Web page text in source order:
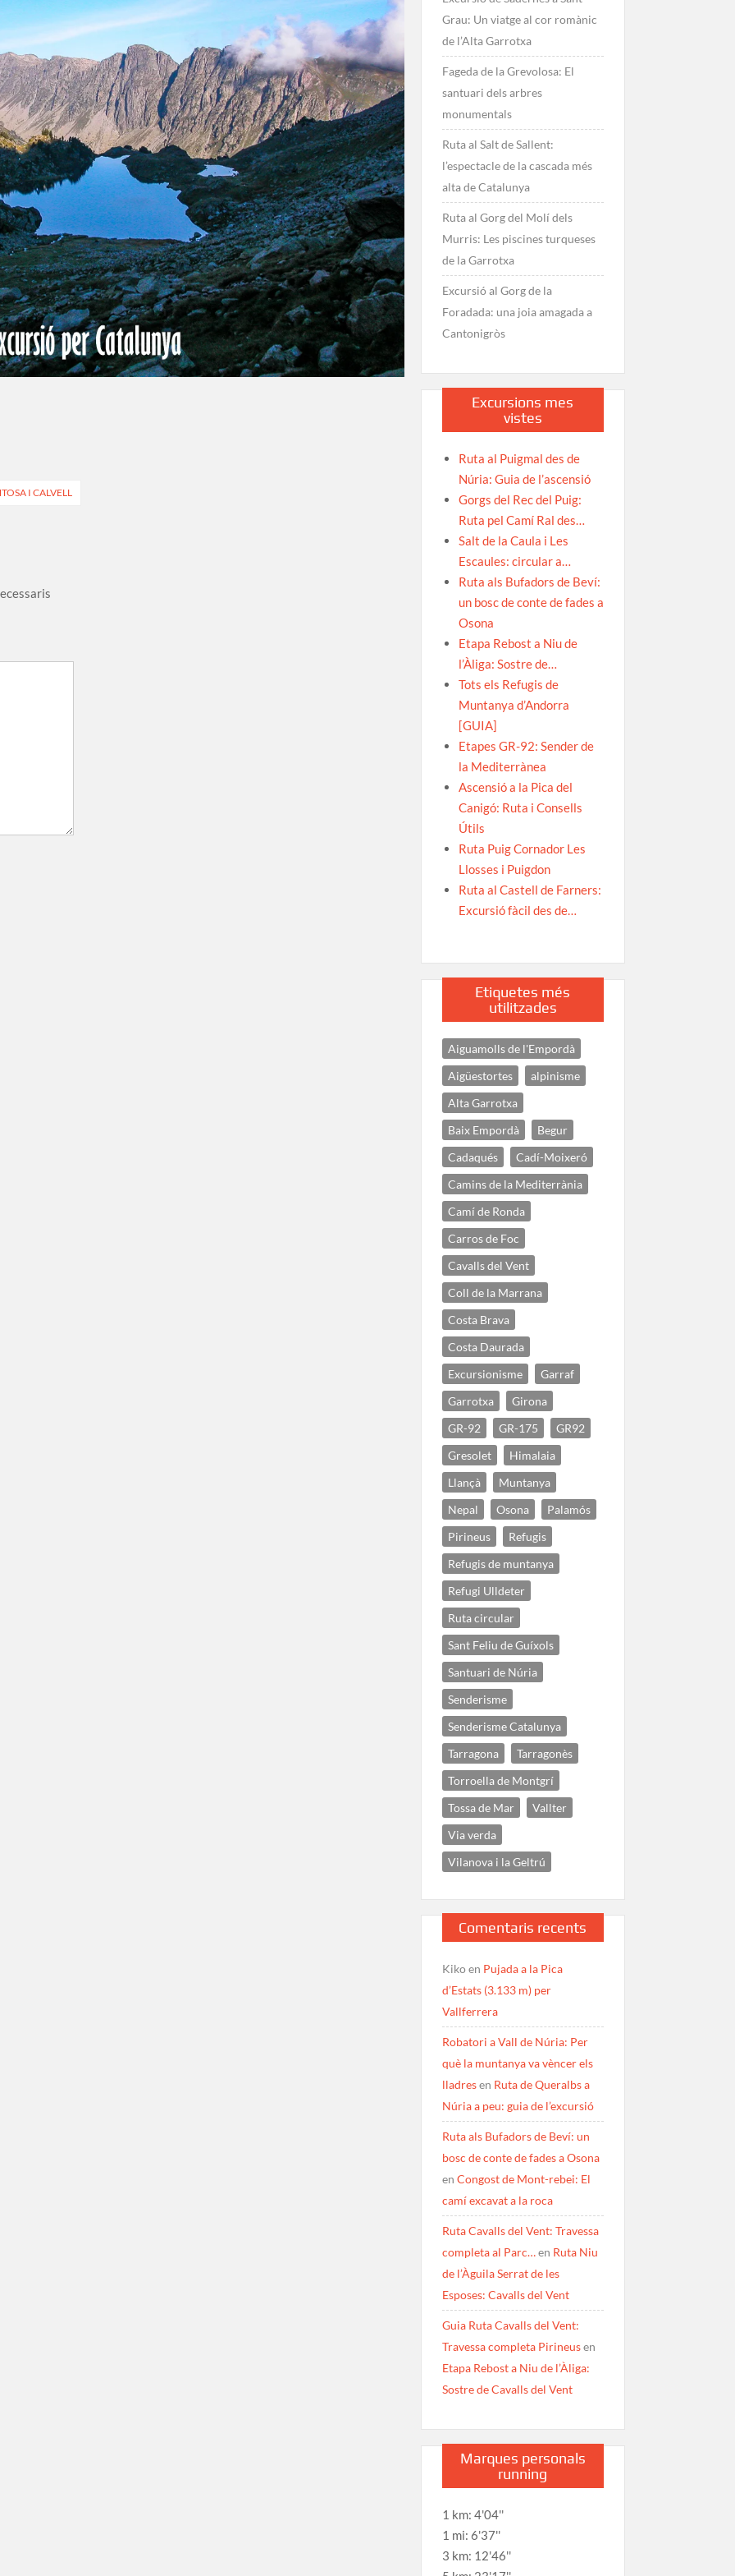
I CALVELL
Grau: Un viatge al cor romànic
de l’Alta Garrotxa
Fageda de la Grevolosa: El
santuari dels arbres
monumentals
Ruta al Salt de Sallent:
l’espectacle de la cascada més
alta de Catalunya
Ruta al Gorg del Molí dels
Murris: Les piscines turqueses
de la Garrotxa
Excursió al Gorg de la
Foradada: una joia amagada a
Cantonigròs
Excursions mes
vistes
Ruta al Puigmal des de
Núria: Guia de l’ascensió
Gorgs del Rec del Puig:
Ruta pel Camí Ral des…
Salt de la Caula i Les
Escaules: circular a…
Ruta als Bufadors de Beví:
un bosc de conte de fades a
Osona
Etapa Rebost a Niu de
l’Àliga: Sostre de…
Tots els Refugis de
Muntanya d’Andorra
[GUIA]
Etapes GR-92: Sender de
la Mediterrànea
Ascensió a la Pica del
Canigó: Ruta i Consells
Útils
Ruta Puig Cornador Les
Llosses i Puigdon
Ruta al Castell de Farners:
Excursió fàcil des de…
Etiquetes més
utilitzades
Aiguamolls de l'Empordà
Aigüestortes
alpinisme
Alta Garrotxa
Baix Empordà
Begur
Cadaqués
Cadí-Moixeró
Camins de la Mediterrània
Camí de Ronda
Carros de Foc
Cavalls del Vent
Coll de la Marrana
Costa Brava
Costa Daurada
Excursionisme
Garraf
Garrotxa
Girona
GR-92
GR-175
GR92
Gresolet
Himalaia
Llançà
Muntanya
Nepal
Osona
Palamós
Pirineus
Refugis
Refugis de muntanya
Refugi Ulldeter
Ruta circular
Sant Feliu de Guíxols
Santuari de Núria
Senderisme
Senderisme Catalunya
Tarragona
Tarragonès
Torroella de Montgrí
Tossa de Mar
Vallter
Via verda
Vilanova i la Geltrú
Comentaris recents
Kikoen Pujada a la Pica
d’Estats (3.133 m) per
Vallferrera
Robatori a Vall de Núria: Per
què la muntanya va vèncer els
lladresen Ruta de Queralbs a
Núria a peu: guia de l’excursió
Ruta als Bufadors de Beví: un
bosc de conte de fades a Osona
en Congost de Mont-rebei: El
camí excavat a la roca
Ruta Cavalls del Vent: Travessa
completa al Parc…en Ruta Niu
de l’Àguila Serrat de les
Esposes: Cavalls del Vent
Guia Ruta Cavalls del Vent:
Travessa completa Pirineusen
Etapa Rebost a Niu de l’Àliga:
Sostre de Cavalls del Vent
Marques personals
running
1 km: 4'04''
1 mi: 6'37''
3 km: 12'46''